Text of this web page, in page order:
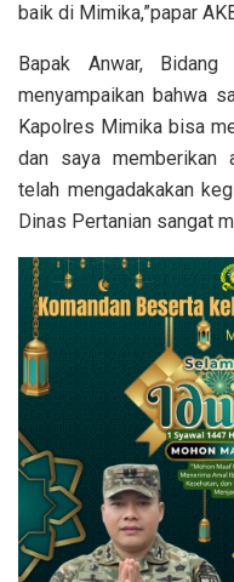
baik di Mimika,”papar
Bapak Anwar,
menyampaikan bahwa
Kapolres Mimika bisa
dan saya memberikan
telah mengadakakan
Dinas Pertanian sangat